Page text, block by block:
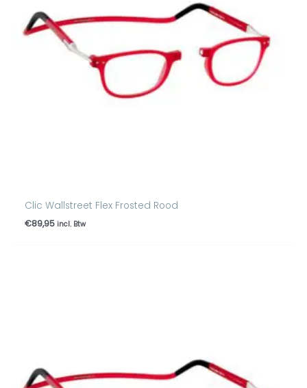
Clic Wallstreet Flex Frosted Rood
€89,95 incl. Btw